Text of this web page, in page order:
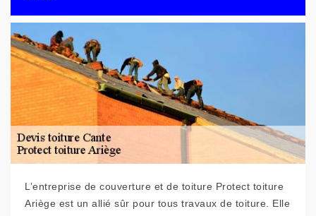
L’entreprise de couverture et de toiture Protect toiture
Ariège est un allié sûr pour tous travaux de toiture. Elle